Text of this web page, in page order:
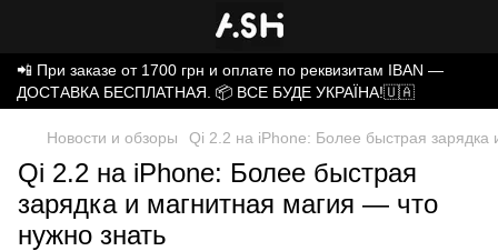
📲 При заказе от 1700 грн и оплате по реквизитам IBAN —
ДОСТАВКА БЕСПЛАТНАЯ. 📦 ВСЕ БУДЕ УКРАЇНА!🇺🇦
Новости и обзоры Qi 2.2 на iPhone: Более быстрая зарядка
Qi 2.2 на iPhone: Более быстрая
зарядка и магнитная магия — что
нужно знать